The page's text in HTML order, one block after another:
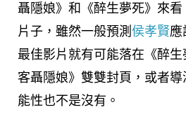
聶隱娘》和《醉生夢死》來
片子，雖然一般預測 侯孝賢應
最佳影片就有可能落在《醉生
客聶隱娘》雙雙封頁，或者
能性也不是沒有。